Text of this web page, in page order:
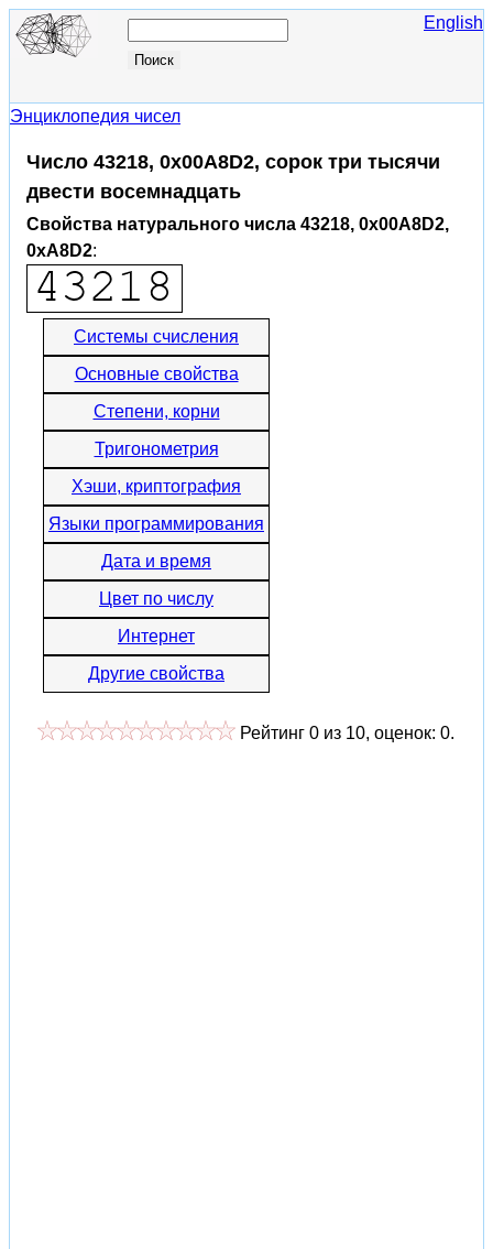
English
Энциклопедия чисел
Число 43218, 0x00A8D2, сорок три тысячи
двести восемнадцать
Свойства натурального числа 43218, 0x00A8D2,
0xA8D2:
Системы счисления
Основные свойства
Степени, корни
Тригонометрия
Хэши, криптография
Языки программирования
Дата и время
Цвет по числу
Интернет
Другие свойства
Рейтинг 0 из 10, оценок: 0.